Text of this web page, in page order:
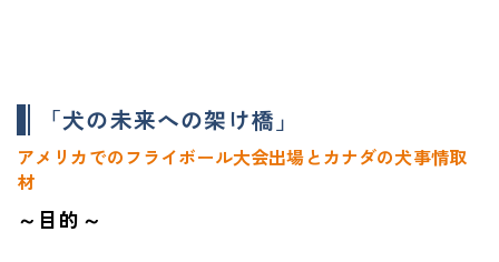
「犬の未来への架け橋」
アメリカでのフライボール大会出場とカナダの犬事情取
材
～目的～